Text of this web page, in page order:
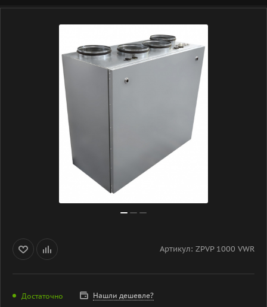
Артикул: ZPVP 1000 VWR
Достаточно Нашли дешевле?